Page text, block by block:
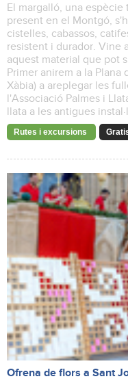
El margalló, una
present en el Montgó,
cistelles, cabassos,
resistent i durador. Vine
aquest material que pot
Primer anirem a la Plana
Xàbia) a areplegar les
l'Associació Palmes i
llata a les antigues
Rutes i excursions
Ofrena de flors a Sant